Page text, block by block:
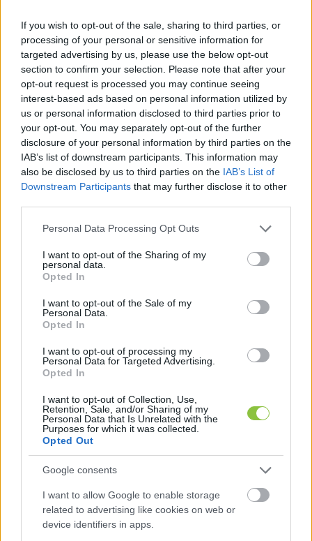
If you wish to opt-out of the sale, sharing to third parties, or
processing of your personal or sensitive information for
targeted advertising by us, please use the below opt-out
section to confirm your selection. Please note that after your
opt-out request is processed you may continue seeing
interest-based ads based on personal information utilized by
us or personal information disclosed to third parties prior to
your opt-out. You may separately opt-out of the further
disclosure of your personal information by third parties on the
IAB’s list of downstream participants. This information may
also be disclosed by us to third parties on the IAB’s List of
Downstream Participants that may further disclose it to other
Please note that this website/app uses one or more Google
not limited to your visit or usage behaviour. You may click to
grant or deny consent to Google and its third-party tags to
use your data for below specified purposes in below Google
consent section.
Personal Data Processing Opt Outs
I want to opt-out of the Sharing of my
personal data.
Opted In
I want to opt-out of the Sale of my
Personal Data.
Opted In
I want to opt-out of processing my
Personal Data for Targeted Advertising.
Opted In
I want to opt-out of Collection, Use,
Retention, Sale, and/or Sharing of my
Personal Data that Is Unrelated with the
Purposes for which it was collected.
Opted Out
Google consents
I want to allow Google to enable storage
related to advertising like cookies on web or
device identifiers in apps.
De akkor László Róbert szerint melyek azok az
elemek, amelyek valóban a Fidesznek
kedveznek?
László Róbert a választókerületi térkép
manipulálása kapcsán felhívta a figyelmet arra,
hogy a gyakorlatban ezidáig még nem derült ki,
hogy a térkép valójában mire elegendő, hiszen a
Fidesz az előző választásokon utcahosszal
vezetett az ellenfelei előtt. „Most azonban ha
szoros lesz a meccs, akkor megtudjuk, de azt nem
kívánom Magyarországnak. Ha listán ugyanis a
Fideszt, akkor a parlamenti patkón még mindig a
kormánypártnak lesz többsége. Márpedig akkor
több millió szemöldök fog felszaladni majd,
aminek a következményei beláthatatlanok
lesznek”
– jelentette ki a választási szakértő.
Győzteskompenzáció
A Political Capital elemzője ezután áttért a
győzteskompenzációra, mint a választás
eredményét jelentősen befolyásoló tényezőre.
Elmondta, egyfajta vesszőparipát jelent a